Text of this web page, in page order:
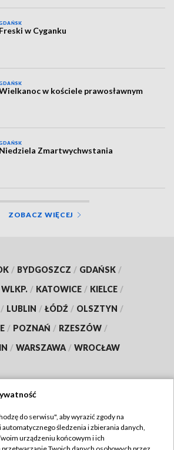
Freski w Cyganku
w kościele prawosławnym
Niedziela Zmartwychwstania
ZOBACZ WIĘCEJ
/ BYDGOSZCZ / GDAŃSK /
/ KATOWICE / KIELCE /
/ LUBLIN / ŁÓDŹ / OLSZTYN /
/ POZNAŃ / RZESZÓW /
/ WARSZAWA / WROCŁAW
TVP
do serwisu", aby wyrazić zgody na
śledzenia i zbierania danych,
urządzeniu końcowym i ich